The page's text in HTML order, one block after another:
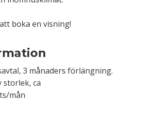
boka en visning!
3 månaders förlängning.
storlek, ca
mån